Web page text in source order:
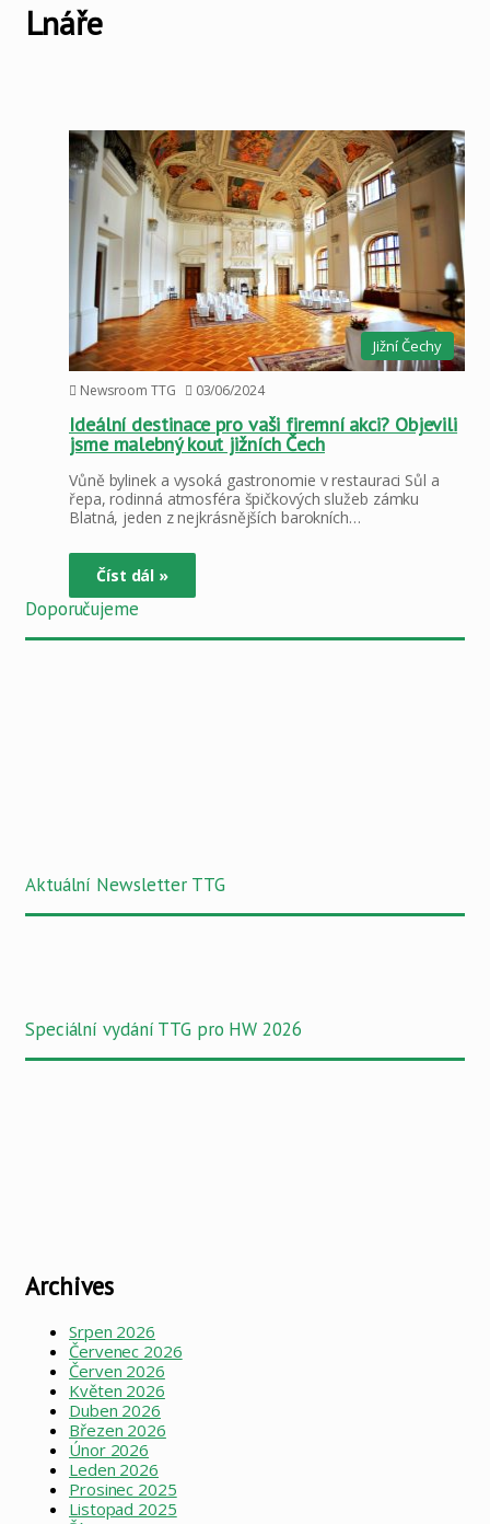
Lnáře
Jižní Čechy
Newsroom TTG 03/06/2024
Ideální destinace pro vaši firemní akci? Objevili
jsme malebný kout jižních Čech
Vůně bylinek a vysoká gastronomie v restauraci Sůl a
řepa, rodinná atmosféra špičkových služeb zámku
Blatná, jeden z nejkrásnějších barokních…
Číst dál »
Doporučujeme
Aktuální Newsletter TTG
Speciální vydání TTG pro HW 2026
Archives
Srpen 2026
Červenec 2026
Červen 2026
Květen 2026
Duben 2026
Březen 2026
Únor 2026
Leden 2026
Prosinec 2025
Listopad 2025